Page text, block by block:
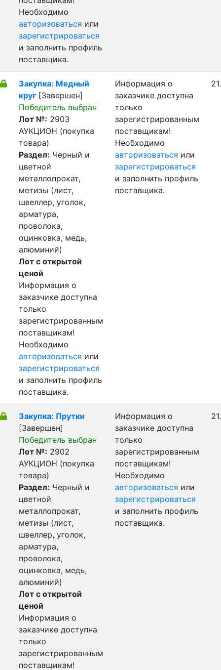
Необходимо
авторизоваться или
зарегистрироваться
и заполнить профиль
поставщика.
Закупка: Медный
круг [Завершен]
Победитель выбран
Лот №: 2903
АУКЦИОН (покупка
товара)
Раздел: Черный и
цветной
металлопрокат,
метизы (лист,
швеллер, уголок,
арматура,
проволока,
оцинковка, медь,
алюминий)
Лот с открытой
ценой
Информация о
заказчике доступна
только
зарегистрированным
поставщикам!
Необходимо
авторизоваться или
зарегистрироваться
и заполнить профиль
поставщика.
Информация о
заказчике доступна
только
зарегистрированным
поставщикам!
Необходимо
авторизоваться или
зарегистрироваться
и заполнить профиль
поставщика.
Закупка: Прутки
[Завершен]
Победитель выбран
Лот №: 2902
АУКЦИОН (покупка
товара)
Раздел: Черный и
цветной
металлопрокат,
метизы (лист,
швеллер, уголок,
арматура,
проволока,
оцинковка, медь,
алюминий)
Лот с открытой
ценой
Информация о
заказчике доступна
только
зарегистрированным
поставщикам!
Информация о
заказчике доступна
только
зарегистрированным
поставщикам!
Необходимо
авторизоваться или
зарегистрироваться
и заполнить профиль
поставщика.